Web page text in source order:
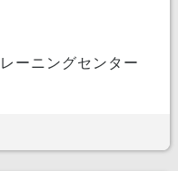
ーニングセンター